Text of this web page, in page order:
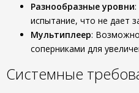
Разнообразные уровни
испытание, что не дает
Мультиплеер:
соперниками для
Системные